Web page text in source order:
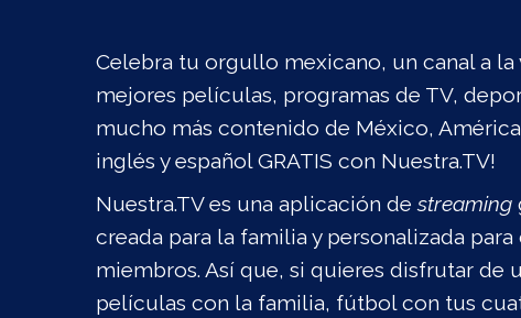
Celebra tu orgullo mexicano, un canal a la
mejores películas, programas de TV,
mucho más contenido de México, América
inglés y español GRATIS con Nuestra.TV!
Nuestra.TV es una aplicación destreaming
creada para la familia y personalizada para
miembros. Así que, si quieres disfrutar de
películas con la familia, fútbol con tus